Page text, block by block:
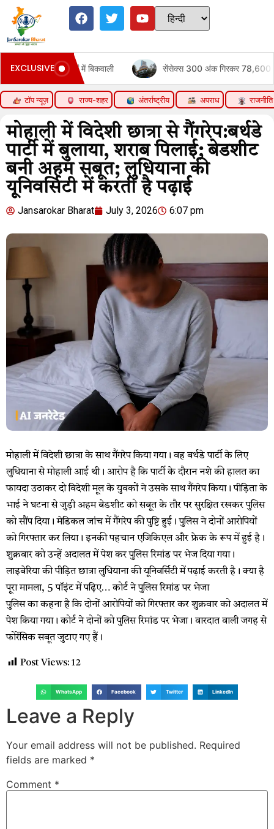
EXCLUSIVE
शेयरों में बिकवाली सेंसेक्स 300 अंक गिरकर 78,600 पर कारोबार
टॉप न्यूज़ राज्य-शहर अंतर्राष्ट्रीय अपराध राजनीति
मोहाली में विदेशी छात्रा से गैंगरेप:बर्थडे
पार्टी में बुलाया, शराब पिलाई; बेडशीट
बनी अहम सबूत; लुधियाना की
यूनिवर्सिटी में करती है पढ़ाई
Jansarokar Bharat July 3, 2026 6:07 pm
मोहाली में विदेशी छात्रा के साथ गैंगरेप किया गया। वह बर्थडे पार्टी के लिए
लुधियाना से मोहाली आई थी। आरोप है कि पार्टी के दौरान नशे की हालत का
फायदा उठाकर दो विदेशी मूल के युवकों ने उसके साथ गैंगरेप किया। पीड़िता के
भाई ने घटना से जुड़ी अहम बेडशीट को सबूत के तौर पर सुरक्षित रखकर पुलिस
को सौंप दिया। मेडिकल जांच में गैंगरेप की पुष्टि हुई। पुलिस ने दोनों आरोपियों
को गिरफ्तार कर लिया। इनकी पहचान एजिकिएल और फ्रेक के रूप में हुई है।
शुक्रवार को उन्हें अदालत में पेश कर पुलिस रिमांड पर भेज दिया गया।
लाइबेरिया की पीड़ित छात्रा लुधियाना की यूनिवर्सिटी में पढ़ाई करती है। क्या है
पूरा मामला, 5 पॉइंट में पढ़िए… कोर्ट ने पुलिस रिमांड पर भेजा
पुलिस का कहना है कि दोनों आरोपियों को गिरफ्तार कर शुक्रवार को अदालत में
पेश किया गया। कोर्ट ने दोनों को पुलिस रिमांड पर भेजा। वारदात वाली जगह से
फोरेंसिक सबूत जुटाए गए हैं।
Post Views: 12
WhatsApp Facebook Twitter LinkedIn
Leave a Reply
Your email address will not be published. Required
fields are marked *
Comment *